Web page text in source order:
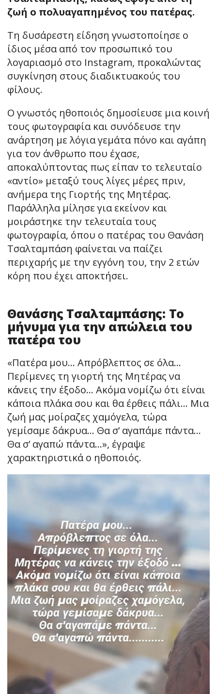
ζωή ο πολυαγαπημένος του πατέρας.
Τη δυσάρεστη είδηση γνωστοποίησε ο
ίδιος μέσα από τον προσωπικό του
λογαριασμό στο Instagram, προκαλώντας
συγκίνηση στους διαδικτυακούς του
φίλους.
Ο γνωστός ηθοποιός δημοσίευσε μια κοινή
τους φωτογραφία και συνόδευσε την
ανάρτηση με λόγια γεμάτα πόνο και αγάπη
για τον άνθρωπο που έχασε,
αποκαλύπτοντας πως είπαν το τελευταίο
«αντίο» μεταξύ τους λίγες μέρες πριν,
ανήμερα της Γιορτής της Μητέρας.
Παράλληλα μίλησε για εκείνον και
μοιράστηκε την τελευταία τους
φωτογραφία, όπου ο πατέρας του Θανάση
Τσαλταμπάση φαίνεται να παίζει
περιχαρής με την εγγόνη του, την 2 ετών
κόρη που έχει αποκτήσει.
Θανάσης Τσαλταμπάσης: Το
μήνυμα για την απώλεια του
πατέρα του
«Πατέρα μου… Απρόβλεπτος σε όλα…
Περίμενες τη γιορτή της Μητέρας να
κάνεις την έξοδο… Ακόμα νομίζω ότι είναι
κάποια πλάκα σου και θα έρθεις πάλι… Μια
ζωή μας μοίραζες χαμόγελα, τώρα
γεμίσαμε δάκρυα… Θα σ’ αγαπάμε πάντα…
Θα σ’ αγαπώ πάντα…», έγραψε
χαρακτηριστικά ο ηθοποιός.